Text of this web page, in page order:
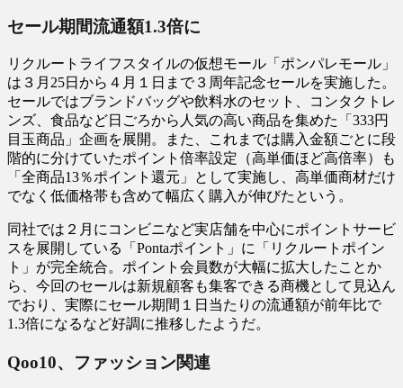
セール期間流通額1.3倍に
リクルートライフスタイルの仮想モール「ポンパレモール」
は３月25日から４月１日まで３周年記念セールを実施した。
セールではブランドバッグや飲料水のセット、コンタクトレ
ンズ、食品など日ごろから人気の高い商品を集めた「333円
目玉商品」企画を展開。また、これまでは購入金額ごとに段
階的に分けていたポイント倍率設定（高単価ほど高倍率）も
「全商品13％ポイント還元」として実施し、高単価商材だけ
でなく低価格帯も含めて幅広く購入が伸びたという。
同社では２月にコンビニなど実店舗を中心にポイントサービ
スを展開している「Pontaポイント」に「リクルートポイン
ト」が完全統合。ポイント会員数が大幅に拡大したことか
ら、今回のセールは新規顧客も集客できる商機として見込ん
でおり、実際にセール期間１日当たりの流通額が前年比で
1.3倍になるなど好調に推移したようだ。
Qoo10、ファッション関連